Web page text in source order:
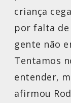
criança
por falta de
gente não
Tentamos
entender,
afirmou